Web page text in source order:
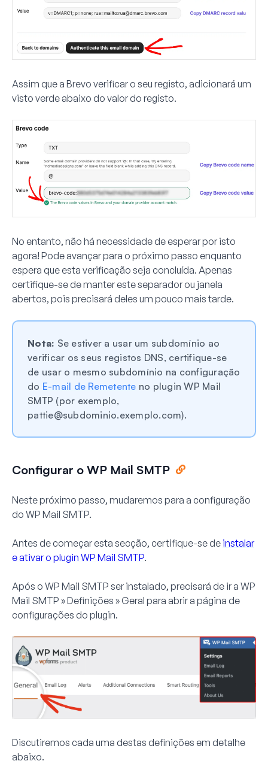
Assim que a Brevo verificar o seu registo, adicionará um
visto verde abaixo do valor do registo.
No entanto, não há necessidade de esperar por isto
agora! Pode avançar para o próximo passo enquanto
espera que esta verificação seja concluída. Apenas
certifique-se de manter este separador ou janela
abertos, pois precisará deles um pouco mais tarde.
Nota: Se estiver a usar um subdomínio ao
verificar os seus registos DNS, certifique-se
de usar o mesmo subdomínio na configuração
do E-mail de Remetente no plugin WP Mail
SMTP (por exemplo,
pattie@subdominio.exemplo.com).
Configurar o WP Mail SMTP
Neste próximo passo, mudaremos para a configuração
do WP Mail SMTP.
Antes de começar esta secção, certifique-se de instalar
e ativar o plugin WP Mail SMTP.
Após o WP Mail SMTP ser instalado, precisará de ir a WP
Mail SMTP » Definições » Geral para abrir a página de
configurações do plugin.
Discutiremos cada uma destas definições em detalhe
abaixo.